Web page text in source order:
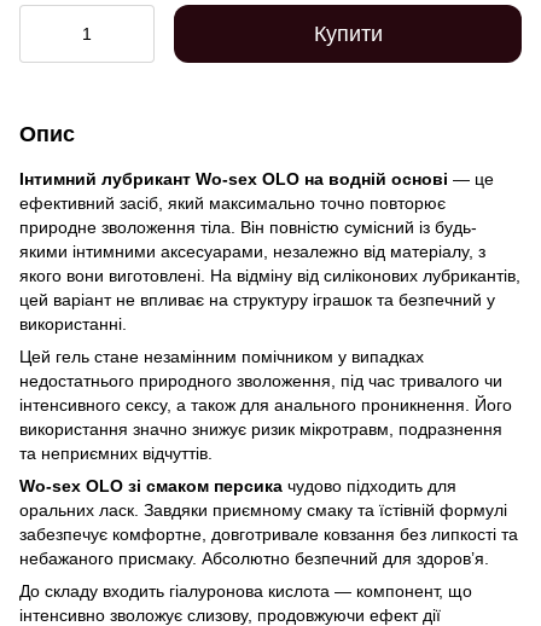
Купити
Опис
Інтимний лубрикант Wo-sex OLO на водній основі — це
ефективний засіб, який максимально точно повторює
природне зволоження тіла. Він повністю сумісний із будь-
якими інтимними аксесуарами, незалежно від матеріалу, з
якого вони виготовлені. На відміну від силіконових лубрикантів,
цей варіант не впливає на структуру іграшок та безпечний у
використанні.
Цей гель стане незамінним помічником у випадках
недостатнього природного зволоження, під час тривалого чи
інтенсивного сексу, а також для анального проникнення. Його
використання значно знижує ризик мікротравм, подразнення
та неприємних відчуттів.
Wo-sex OLO зі смаком персика чудово підходить для
оральних ласк. Завдяки приємному смаку та їстівній формулі
забезпечує комфортне, довготривале ковзання без липкості та
небажаного присмаку. Абсолютно безпечний для здоров’я.
До складу входить гіалуронова кислота — компонент, що
інтенсивно зволожує слизову, продовжуючи ефект дії